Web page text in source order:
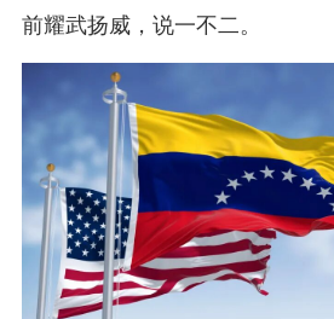
前耀武扬威，说一不二。